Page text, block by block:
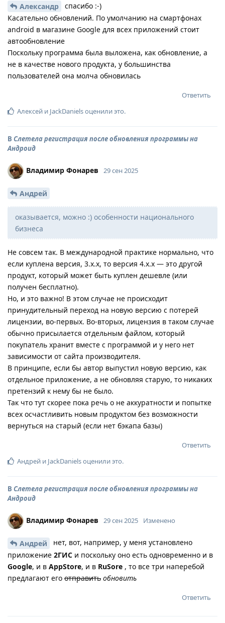
Александр
спасибо :-)
Касательно обновлений. По умолчанию на смартфонах
android в магазине Google для всех приложений стоит
автообновление
Поскольку программа была выложена, как обновление, а
не в качестве нового продукта, у большинства
пользователей она молча обновилась
Ответить
Алексей и JackDanielsоценили это.
В Слетела регистрация после обновления программы на
Андроид
Владимир Фонарев 29 сен 2025
Андрей
оказывается, можно :) особенности национального
бизнеса
Не совсем так. В международной практике нормально, что
если куплена версия, 3.x.x, то версия 4.x.x — это другой
продукт, который может быть куплен дешевле (или
получен бесплатно).
Но, и это важно! В этом случае не происходит
принудительный переход на новую версию с потерей
лицензии, во-первых. Во-вторых, лицензия в таком случае
обычно присылается отдельным файлом, который
покупатель хранит вместе с программой и у него нет
зависимости от сайта производителя.
В принципе, если бы автор выпустил новую версию, как
отдельное приложение, а не обновляя старую, то никаких
претензий к нему бы не было.
Так что тут скорее пока речь о не аккуратности и попытке
всех осчастливить новым продуктом без возможности
вернуться на старый (если нет бэкапа базы)
Ответить
Андрей и JackDanielsоценили это.
В Слетела регистрация после обновления программы на
Андроид
Владимир Фонарев 29 сен 2025 Изменено
Андрей
нет, вот, например, у меня установлено
приложение 2ГИС и поскольку оно есть одновременно и в
Google, и в AppStore, и в RuSore , то все три наперебой
предлагают его отправить обновить
Ответить